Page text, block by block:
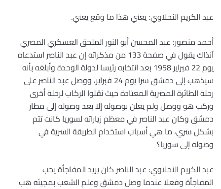
عبد الكريم النحلاوي: يعني هذا ما وقع يعني.
أحمد منصور: عبد المحسن أبو النور الملحق العسكري المصري
آنذاك يقول في صفحة 133 من مذكراته إن عبد الناصر استدعاه
يوم 22 فبراير 1958 بعد انتخابه رئيسا لدولة الوحدة وأبلغه بأنه
سيذهب إلى دمشق سرا يوم 24 فبراير، ووصل عبد الناصر على
رحلة الطائرة المصرية المعتادة حيث نقلوا الركاب لرحلة أخرى
وركب هو ووصل ولم يعلن بوصوله إلا بعد وصوله إلى مطار
دمشق وكان عبد الناصر في معظم زياراته لسوريا كانت تتم
بشكل سري، ما هي أسباب استخدام الطريقة السرية في
وصوله إلى سوريا؟
عبد الكريم النحلاوي: عبد الناصر كان يريد المفاجأة يحب
المفاجأة وفعلا عندما وصل دمشق وعلم الشعب بمجيئه هب